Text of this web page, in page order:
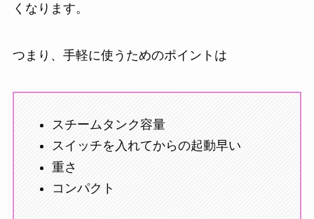
くなります。
つまり、手軽に使うためのポイントは
スチームタンク容量
スイッチを入れてからの起動早い
重さ
コンパクト